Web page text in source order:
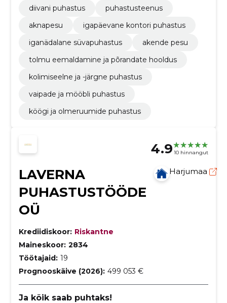
diivani puhastus
puhastusteenus
aknapesu
igapäevane kontori puhastus
iganädalane süvapuhastus
akende pesu
tolmu eemaldamine ja põrandate hooldus
kolimiseelne ja -järgne puhastus
vaipade ja mööbli puhastus
köögi ja olmeruumide puhastus
4.9 10 hinnangut
LAVERNA
PUHASTUSTÖÖDE
OÜ
Harjumaa
Krediidiskoor: Riskantne
Maineskoor: 2834
Töötajaid: 19
Prognooskäive (2026): 499 053 €
Ja kõik saab puhtaks!